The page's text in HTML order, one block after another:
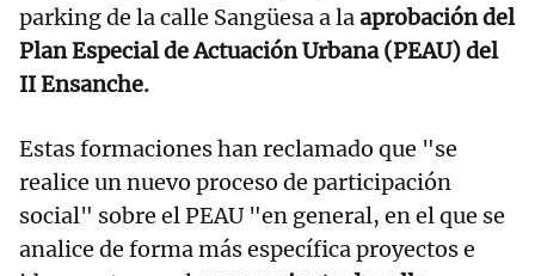
parking de la calle Sangüesa a laaprobación del
Plan Especial de Actuación Urbana (PEAU) del
II Ensanche.
Estas formaciones han reclamado que "se
realice un nuevo proceso de participación
social" sobre el PEAU "en general, en el que se
analice de forma más específica proyectos e